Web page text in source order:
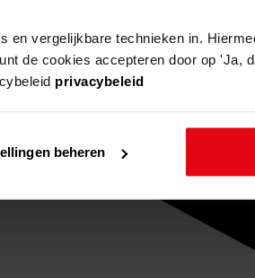
en vergelijkbare technieken in.
de cookies accepteren door op 'Ja,
privacybeleid
beheren